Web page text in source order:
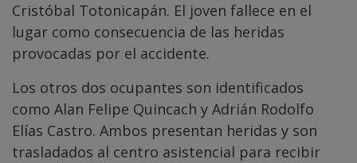
Cristóbal Totonicapán. El joven fallece en el
lugar como consecuencia de las heridas
provocadas por el accidente.
Los otros dos ocupantes son identificados
como Alan Felipe Quincach y Adrián Rodolfo
Elías Castro. Ambos presentan heridas y son
trasladados al centro asistencial para recibir